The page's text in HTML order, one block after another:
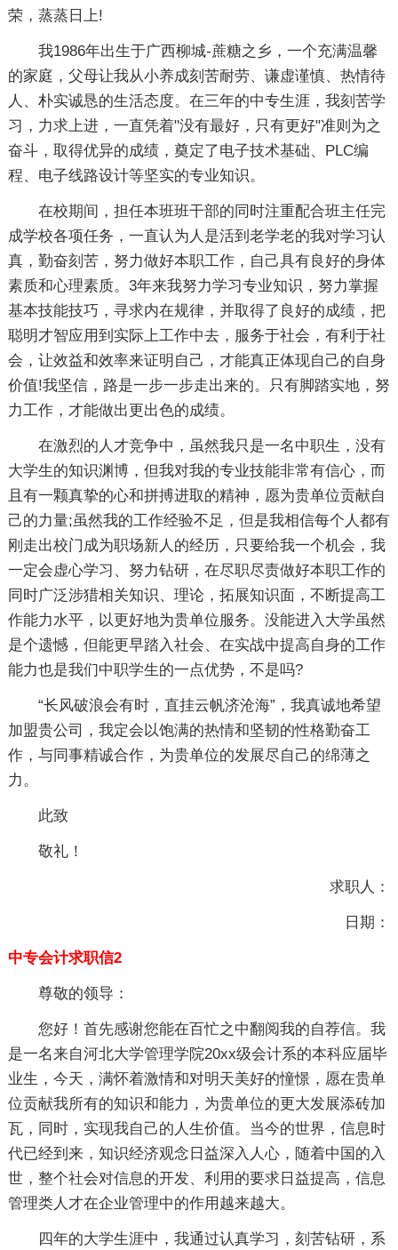
荣，蒸蒸日上!
我1986年出生于广西柳城-蔗糖之乡，一个充满温馨
的家庭，父母让我从小养成刻苦耐劳、谦虚谨慎、热情待
人、朴实诚恳的生活态度。在三年的中专生涯，我刻苦学
习，力求上进，一直凭着"没有最好，只有更好"准则为之
奋斗，取得优异的成绩，奠定了电子技术基础、PLC编
程、电子线路设计等坚实的专业知识。
在校期间，担任本班班干部的同时注重配合班主任完
成学校各项任务，一直认为人是活到老学老的我对学习认
真，勤奋刻苦，努力做好本职工作，自己具有良好的身体
素质和心理素质。3年来我努力学习专业知识，努力掌握
基本技能技巧，寻求内在规律，并取得了良好的成绩，把
聪明才智应用到实际上工作中去，服务于社会，有利于社
会，让效益和效率来证明自己，才能真正体现自己的自身
价值!我坚信，路是一步一步走出来的。只有脚踏实地，努
力工作，才能做出更出色的成绩。
在激烈的人才竞争中，虽然我只是一名中职生，没有
大学生的知识渊博，但我对我的专业技能非常有信心，而
且有一颗真挚的心和拼搏进取的精神，愿为贵单位贡献自
己的力量;虽然我的工作经验不足，但是我相信每个人都有
刚走出校门成为职场新人的经历，只要给我一个机会，我
一定会虚心学习、努力钻研，在尽职尽责做好本职工作的
同时广泛涉猎相关知识、理论，拓展知识面，不断提高工
作能力水平，以更好地为贵单位服务。没能进入大学虽然
是个遗憾，但能更早踏入社会、在实战中提高自身的工作
能力也是我们中职学生的一点优势，不是吗?
“长风破浪会有时，直挂云帆济沧海”，我真诚地希望
加盟贵公司，我定会以饱满的热情和坚韧的性格勤奋工
作，与同事精诚合作，为贵单位的发展尽自己的绵薄之
力。
此致
敬礼！
求职人：
日期：
中专会计求职信2
尊敬的领导：
您好！首先感谢您能在百忙之中翻阅我的自荐信。我
是一名来自河北大学管理学院20xx级会计系的本科应届毕
业生，今天，满怀着激情和对明天美好的憧憬，愿在贵单
位贡献我所有的知识和能力，为贵单位的更大发展添砖加
瓦，同时，实现我自己的人生价值。当今的世界，信息时
代已经到来，知识经济观念日益深入人心，随着中国的入
世，整个社会对信息的开发、利用的要求日益提高，信息
管理类人才在企业管理中的作用越来越大。
四年的大学生涯中，我通过认真学习，刻苦钻研，系